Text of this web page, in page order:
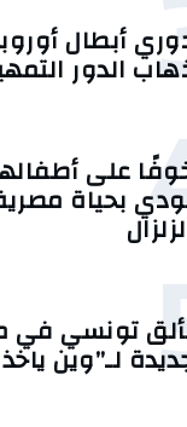
أبطال
الدور
على
بحياة
تونسي في
لـ”وين